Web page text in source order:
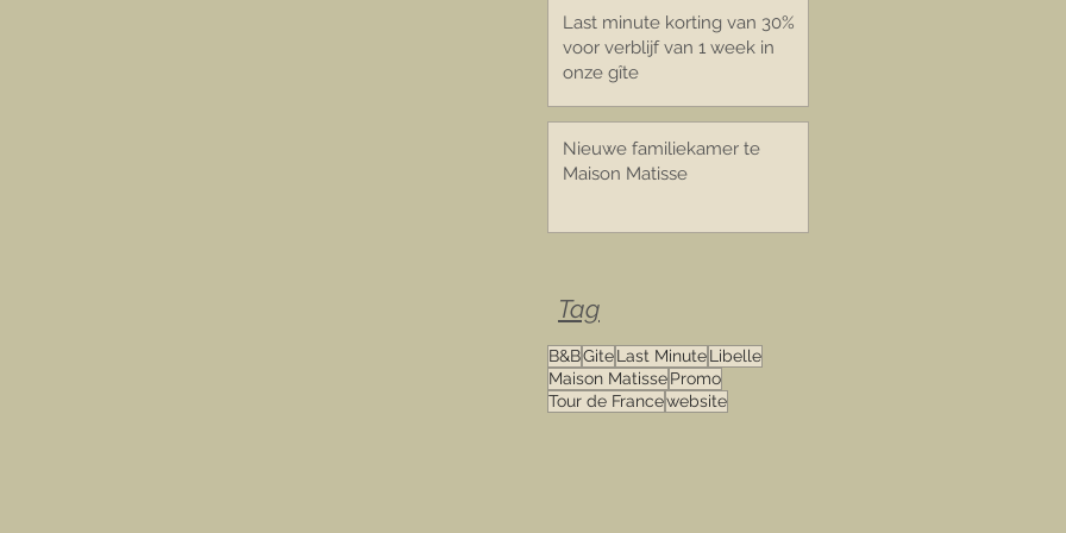
Last minute korting van 30%
voor verblijf van 1 week in
onze gîte
Nieuwe familiekamer te
Maison Matisse
Tag
B&BGiteLast MinuteLibelle
Maison MatissePromo
Tour de Francewebsite